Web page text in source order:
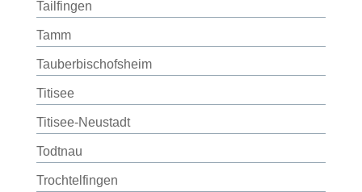
Tailfingen
Tamm
Tauberbischofsheim
Titisee
Titisee-Neustadt
Todtnau
Trochtelfingen